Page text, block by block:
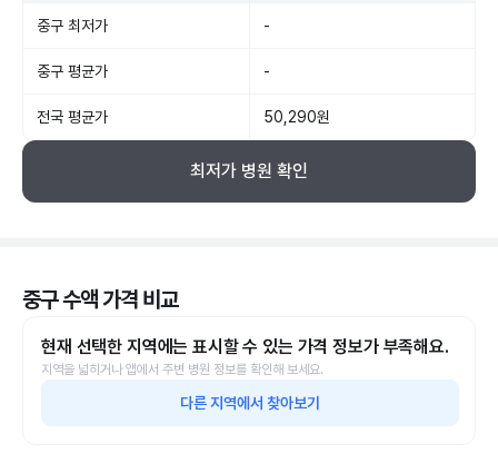
중구 최저가 -
중구 평균가 -
전국 평균가 50,290원
최저가 병원 확인
중구 수액 가격 비교
현재 선택한 지역에는 표시할 수 있는 가격 정보가 부족해요.
지역을 넓히거나 앱에서 주변 병원 정보를 확인해 보세요.
다른 지역에서 찾아보기